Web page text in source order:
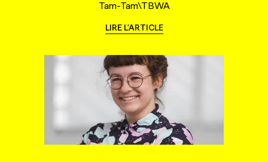
Tam-Tam\TBWA
LIRE L'ARTICLE